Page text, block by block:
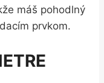
máš pohodlný
prvkom.